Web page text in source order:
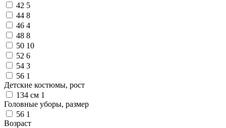
42 5
44 8
46 4
48 8
50 10
52 6
54 3
56 1
Детские костюмы, рост
134 см 1
Головные уборы, размер
56 1
Возраст